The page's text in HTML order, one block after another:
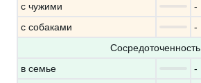
с чужими
-
с собаками
-
Сосредоточенность
в семье
-